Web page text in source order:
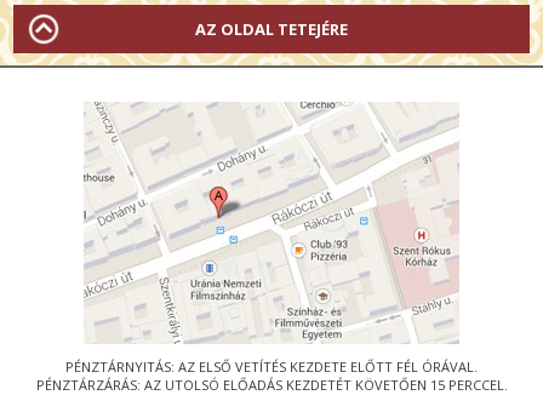
AZ OLDAL TETEJÉRE
PÉNZTÁRNYITÁS: AZ ELSŐ VETÍTÉS KEZDETE ELŐTT FÉL ÓRÁVAL.
PÉNZTÁRZÁRÁS: AZ UTOLSÓ ELŐADÁS KEZDETÉT KÖVETŐEN 15 PERCCEL.